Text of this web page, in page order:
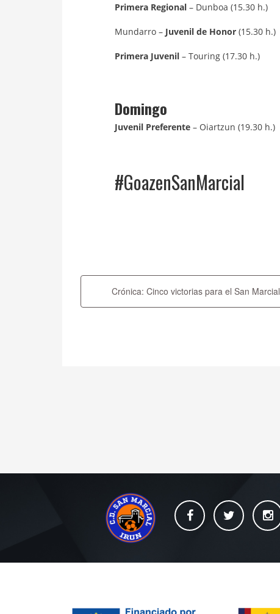
Primera Regional – Dunboa (15.30 h.)
Mundarro – Juvenil de Honor (15.30 h.)
Primera Juvenil – Touring (17.30 h.)
Domingo
Juvenil Preferente – Oiartzun (19.30 h.)
#GoazenSanMarcial
de
entradas
Crónica: Cinco victorias para el San Marcial